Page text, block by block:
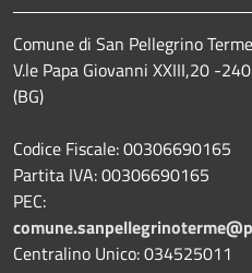
Comune di San Pellegrino Terme
V.le Papa Giovanni XXIII,20 -
(BG)
Codice Fiscale: 00306690165
Partita IVA: 00306690165
PEC:
Centralino Unico: 034525011